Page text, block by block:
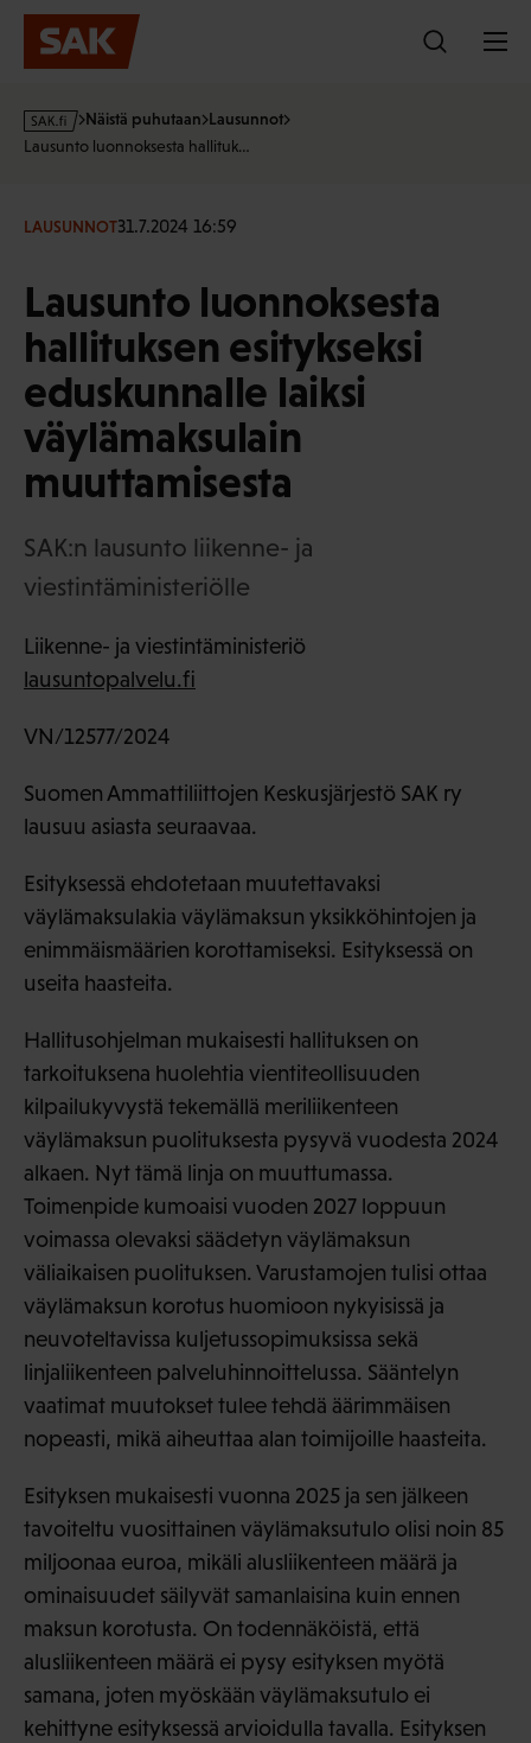
Hyppää
sisältöön
s
a
f
Näistä puhutaan Lausunnot
Lausunto luonnoksesta hallituk…
LAUSUNNOT31.7.2024 16:59
Lausunto luonnoksesta
hallituksen esitykseksi
eduskunnalle laiksi
väylämaksulain
muuttamisesta
SAK:n lausunto liikenne- ja
viestintäministeriölle
Liikenne- ja viestintäministeriö
lausuntopalvelu.fi
VN/12577/2024
Suomen Ammattiliittojen Keskusjärjestö SAK ry
lausuu asiasta seuraavaa.
Esityksessä ehdotetaan muutettavaksi
väylämaksulakia väylämaksun yksikköhintojen ja
enimmäismäärien korottamiseksi. Esityksessä on
useita haasteita.
Hallitusohjelman mukaisesti hallituksen on
tarkoituksena huolehtia vientiteollisuuden
kilpailukyvystä tekemällä meriliikenteen
väylämaksun puolituksesta pysyvä vuodesta 2024
alkaen. Nyt tämä linja on muuttumassa.
Toimenpide kumoaisi vuoden 2027 loppuun
voimassa olevaksi säädetyn väylämaksun
väliaikaisen puolituksen. Varustamojen tulisi ottaa
väylämaksun korotus huomioon nykyisissä ja
neuvoteltavissa kuljetussopimuksissa sekä
linjaliikenteen palveluhinnoittelussa. Sääntelyn
vaatimat muutokset tulee tehdä äärimmäisen
nopeasti, mikä aiheuttaa alan toimijoille haasteita.
Esityksen mukaisesti vuonna 2025 ja sen jälkeen
tavoiteltu vuosittainen väylämaksutulo olisi noin 85
miljoonaa euroa, mikäli alusliikenteen määrä ja
ominaisuudet säilyvät samanlaisina kuin ennen
maksun korotusta. On todennäköistä, että
alusliikenteen määrä ei pysy esityksen myötä
samana, joten myöskään väylämaksutulo ei
kehittyne esityksessä arvioidulla tavalla. Esityksen